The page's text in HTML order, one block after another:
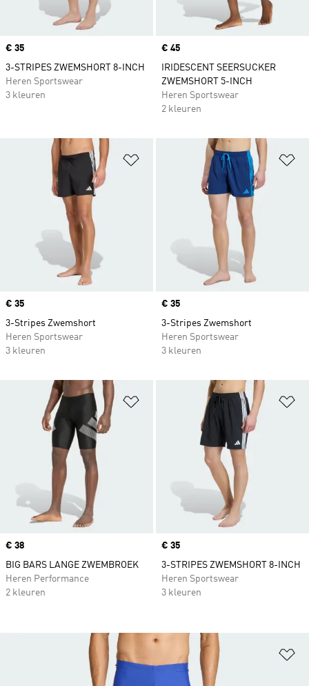
Price
€ 35
3-STRIPES ZWEMSHORT 8-INCH
Heren Sportswear
3 kleuren
Price
€ 45
IRIDESCENT SEERSUCKER
ZWEMSHORT 5-INCH
Heren Sportswear
2 kleuren
Op verlanglijst zetten
Price
€ 35
3-Stripes Zwemshort
Heren Sportswear
3 kleuren
Price
€ 35
3-Stripes Zwemshort
Heren Sportswear
3 kleuren
Op verlanglijst zetten
Price
€ 38
BIG BARS LANGE ZWEMBROEK
Heren Performance
2 kleuren
Price
€ 35
3-STRIPES ZWEMSHORT 8-INCH
Heren Sportswear
3 kleuren